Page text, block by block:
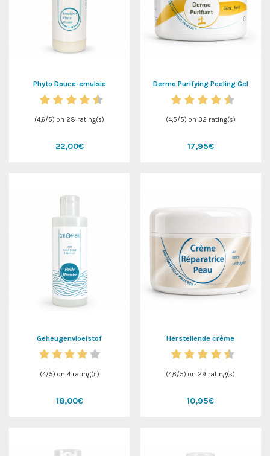
Phyto Douce-emulsie
(4,6/5) on 28 rating(s)
22,00€
Dermo Purifying Peeling Gel
(4,5/5) on 32 rating(s)
17,95€
Geheugenvloeistof
(4/5) on 4rating(s)
18,00€
Herstellende crème
(4,6/5) on 29 rating(s)
10,95€